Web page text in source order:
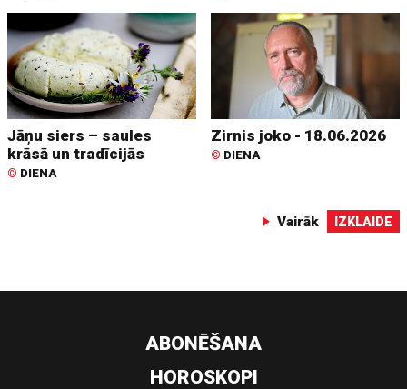
Jāņu siers – saules
krāsā un tradīcijās
© DIENA
Zirnis joko - 18.06.2026
© DIENA
Vairāk IZKLAIDE
ABONĒŠANA
HOROSKOPI